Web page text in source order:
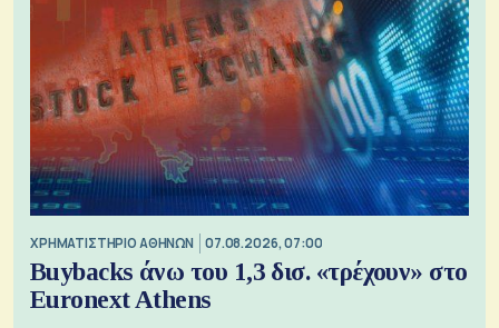
XΡΗΜΑΤΙΣΤΗΡΙΟ ΑΘΗΝΩΝ 07.08.2026, 07:00
Buybacks άνω του 1,3 δισ. «τρέχουν» στο
Euronext Athens